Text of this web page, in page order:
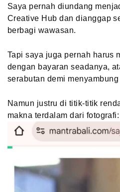
Saya pernah diundang
Creative Hub dan dianggap
berbagi wawasan.
Tapi saya juga pernah harus
dengan bayaran seadanya,
serabutan demi
Namun justru di titik-titik
makna terdalam dari